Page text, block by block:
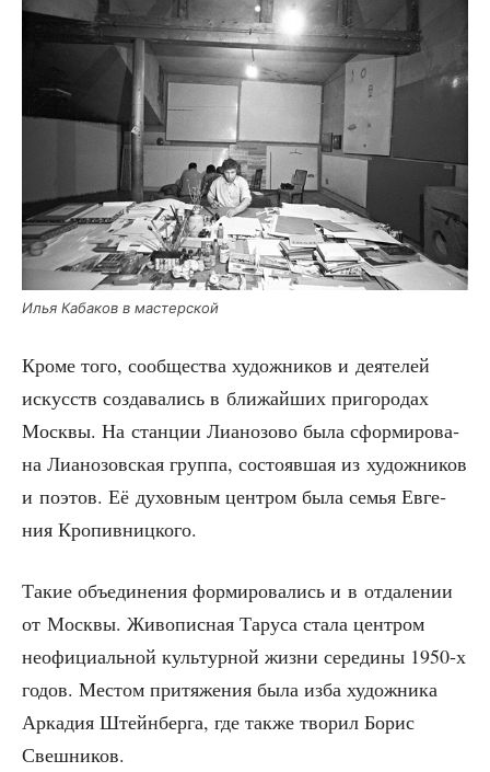
Илья Каба­ков в мастерской
Кро­ме того, сооб­ще­ства худож­ни­ков и дея­те­лей
искусств созда­ва­лись в бли­жай­ших при­го­ро­дах
Моск­вы. На стан­ции Лиа­но­зо­во была сфор­ми­ро­ва­
на Лиа­но­зов­ская груп­па, состо­яв­шая из худож­ни­ков
и поэтов. Её духов­ным цен­тром была семья Евге­
ния Кропивницкого.
Такие объ­еди­не­ния фор­ми­ро­ва­лись и в отда­ле­нии
от Моск­вы. Живо­пис­ная Тару­са ста­ла цен­тром
неофи­ци­аль­ной куль­тур­ной жиз­ни сере­ди­ны 1950‑х
годов. Местом при­тя­же­ния была изба худож­ни­ка
Арка­дия Штейн­бер­га, где так­же тво­рил Борис
Свешников.